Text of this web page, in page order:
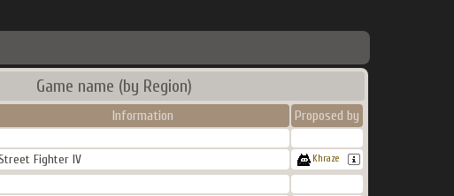
Game name (by Region)
Information Proposed by
Fighter IV Khraze